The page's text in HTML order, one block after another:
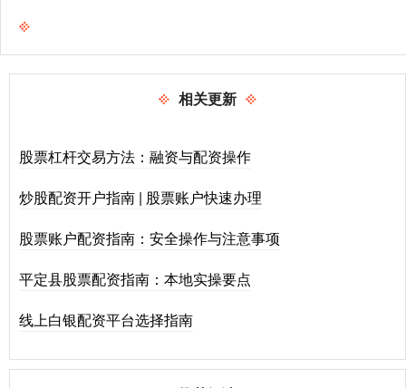
相关更新
股票杠杆交易方法：融资与配资操作
炒股配资开户指南 | 股票账户快速办理
股票账户配资指南：安全操作与注意事项
平定县股票配资指南：本地实操要点
线上白银配资平台选择指南